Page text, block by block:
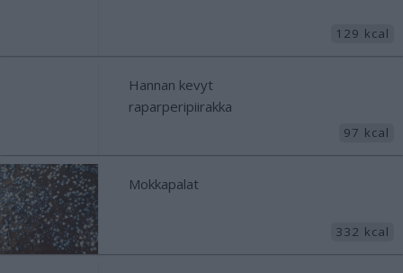
129 kcal
97 kcal
Hannan kevyt
raparperipiirakka
332 kcal
Mokkapalat